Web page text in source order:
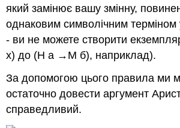
який замінює вашу змінну,
однаковим символічним терміном
- ви не можете створити
х) до (Н а →М б), наприклад).
За допомогою цього правила ми
остаточно довести аргумент
справедливий.